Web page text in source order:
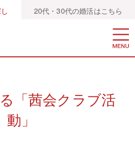
20代・30代の婚活はこちら
「茜会クラブ活
動」